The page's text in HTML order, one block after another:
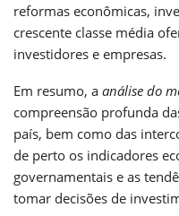
reformas econômicas,
crescente classe média
investidores e empresas.
Em resumo, a análise do
compreensão profunda
país, bem como das
de perto os indicadores
governamentais e as
tomar decisões de